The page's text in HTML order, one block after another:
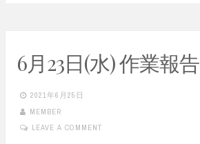
6月23日(水) 作業報告
2021年6月25日
MEMBER
LEAVE A COMMENT